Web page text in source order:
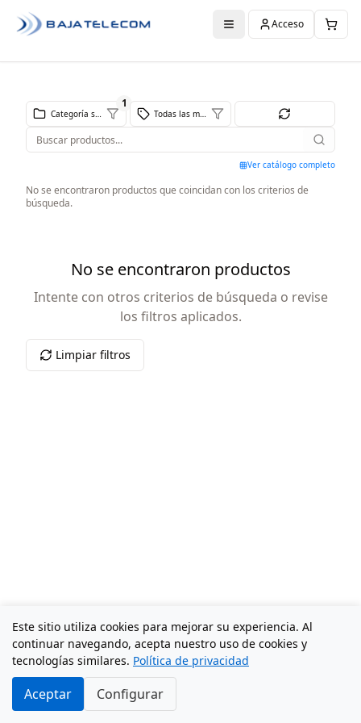
Acceso
Categoría seleccionada
1
Todas las marcas
Ver catálogo completo
No se encontraron productos que coincidan con los criterios de
búsqueda.
No se encontraron productos
Intente con otros criterios de búsqueda o revise
los filtros aplicados.
Limpiar filtros
Este sitio utiliza cookies para mejorar su experiencia. Al
continuar navegando, acepta nuestro uso de cookies y
tecnologías similares. Política de privacidad
Aceptar Configurar